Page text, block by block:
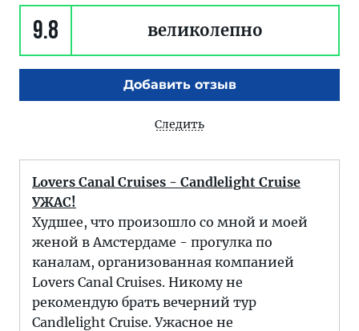
9.8 великолепно
Добавить отзыв
Следить
Lovers Canal Cruises - Candlelight Cruise
УЖАС!
Худшее, что произошло со мной и моей
женой в Амстердаме - прогулка по
каналам, организованная компанией
Lovers Canal Cruises. Никому не
рекомендую брать вечерний тур
Candlelight Cruise. Ужасное не